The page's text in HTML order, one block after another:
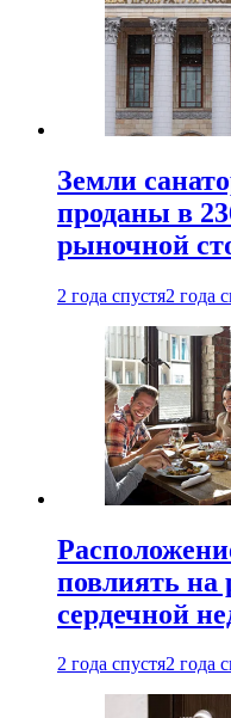
Земли
проданы в
рыночной
2 года спустя2 года
повлиять на
сердечной
2 года спустя2 года